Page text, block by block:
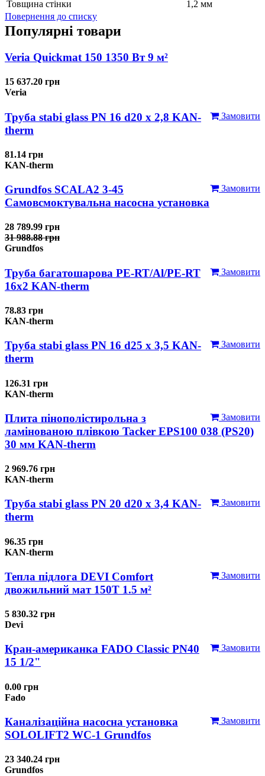
Товщина стінки
1,2 мм
Повернення до списку
Популярні товари
Veria Quickmat 150 1350 Вт 9 м²
15 637.20 грн
Veria
Замовити
Труба stabi glass PN 16 d20 х 2,8 KAN-
therm
81.14 грн
KAN-therm
Замовити
Grundfos SCALA2 3-45
Самовсмоктувальна насосна установка
28 789.99 грн
31 988.88 грн
Grundfos
Замовити
Труба багатошарова PE-RT/Al/PE-RT
16x2 KAN-therm
78.83 грн
KAN-therm
Замовити
Труба stabi glass PN 16 d25 х 3,5 KAN-
therm
126.31 грн
KAN-therm
Замовити
Плита пінополістирольна з
ламінованою плівкою Tacker EPS100 038 (PS20)
30 мм KAN-therm
2 969.76 грн
KAN-therm
Замовити
Труба stabi glass PN 20 d20 х 3,4 KAN-
therm
96.35 грн
KAN-therm
Замовити
Тепла підлога DEVI Comfort
двожильний мат 150T 1.5 м²
5 830.32 грн
Devi
Замовити
Кран-американка FADO Classic PN40
15 1/2"
0.00 грн
Fado
Замовити
Каналізаційна насосна установка
SOLOLIFT2 WC-1 Grundfos
23 340.24 грн
Grundfos